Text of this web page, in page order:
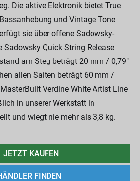
Die aktive Elektronik bietet True
und Vintage Tone
sie über offene Sadowsky-
Sadowsky Quick String Release
am Steg beträgt 20 mm / 0,79"
allen Saiten beträgt 60 mm /
Verdine White Artist Line
in unserer Werkstatt in
und wiegt nie mehr als 3,8 kg.
JETZT KAUFEN
FINDEN